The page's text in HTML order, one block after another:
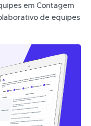
em Contagem
de equipes